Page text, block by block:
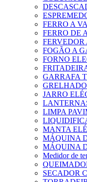
FERRO A
FERRO DE
FERVEDOR
FOGÃO A
FORNO
GARRAFA
JARRO
LIMPA
MANTA
MÁQUINA
MÁQUINA
Medidor de
SECADOR